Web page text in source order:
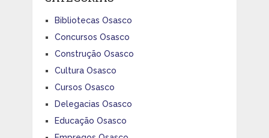
Bibliotecas Osasco
Concursos Osasco
Construção Osasco
Cultura Osasco
Cursos Osasco
Delegacias Osasco
Educação Osasco